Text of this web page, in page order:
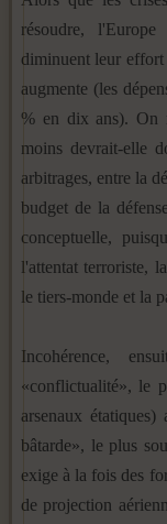
résoudre,
diminuent leur effort
augmente (les
% en dix ans). On
moins devrait-elle
arbitrages, entre la
budget de la
conceptuelle,
l'attentat terroriste,
le tiers-monde et la
Incohérence,
«conflictualité», le
arsenaux
bâtarde», le plus
exige à la fois des
de projection